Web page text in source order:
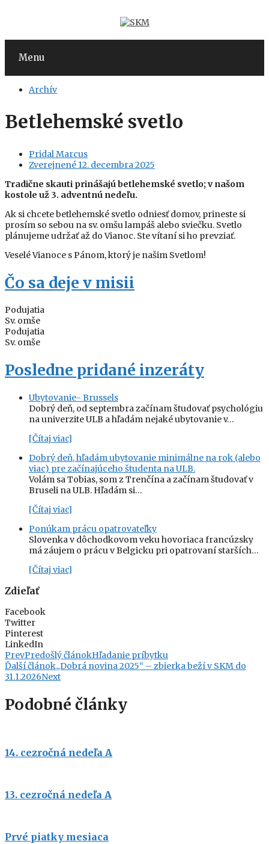
Menu
Archív
Betlehemské svetlo
PridalMarcus
Zverejnené 12. decembra 2025
Tradične skauti prinášajú betlehemské svetlo; v našom
kostole už 3. adventnú nedeľu.
Ak si chcete betlehemské svetlo odniesť domov, prineste si
prosím so sebou na sv. omšu lampáš alebo sviečku. Svetlo
plánujeme udržať až do Vianoc. Ste vítaní si ho prevziať.
Veselé Vianoce s Pánom, ktorý je našim Svetlom!
Čo sa deje v misii
Podujatia
Sv. omše
Podujatia
Sv. omše
Posledne pridané inzeráty
Ubytovanie- Brussels
Dobrý deň, od septembra začínam študovať psychológiu
na univerzite ULB a hľadám nejaké ubytovanie v…
[Čítaj viac]
Dobrý deň, hľadám ubytovanie minimálne na rok (alebo
viac) pre začínajúceho študenta na ULB.
Volám sa Tobias, som z Trenčína a začínam študovať v
Bruseli na ULB. Hľadám si…
[Čítaj viac]
Ponúkam prácu opatrovateľky
Slovenka v dôchodkovom veku hovoriaca francúzsky
má záujem o prácu v Belgicku pri opatrovaní starších…
[Čítaj viac]
Zdieľať
Facebook
Twitter
Pinterest
LinkedIn
PrevPredošlý článokHľadanie príbytku
Ďalší článok„Dobrá novina 2025“ – zbierka beží v SKM do
31.1.2026Next
Podobné články
14. cezročná nedeľa A
13. cezročná nedeľa A
Prvé piatky mesiaca